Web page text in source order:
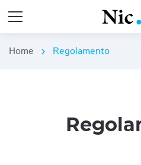
Home chevron_right Regolamento